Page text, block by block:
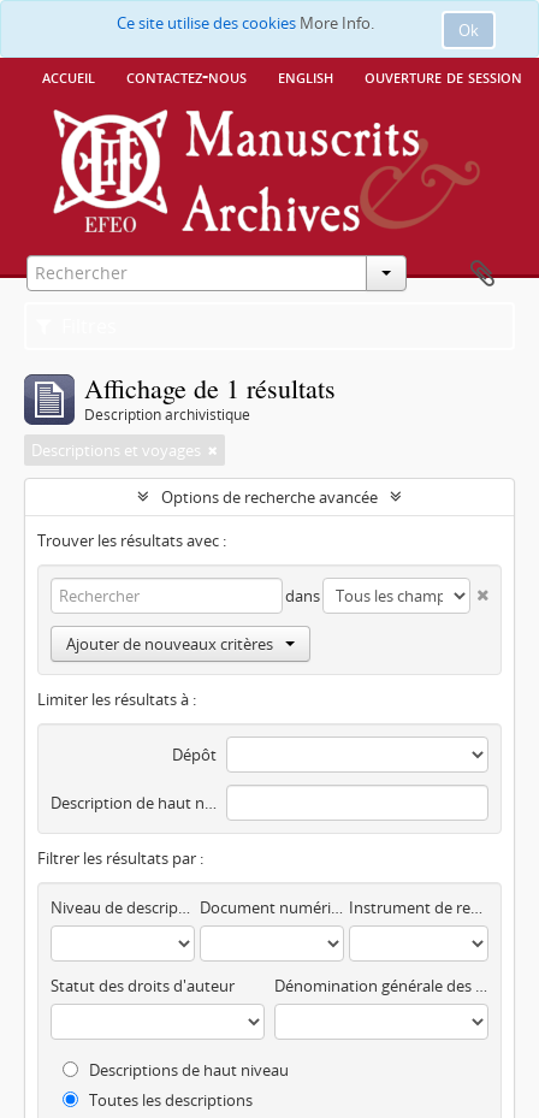
Ok
Ce site utilise des cookies More Info.
accueil contactez-nous english ouverture de session
Affichage de 1 résultats
Description archivistique
Descriptions et voyages
Options de recherche avancée
Trouver les résultats avec :
dans
Ajouter de nouveaux critères
Limiter les résultats à :
Dépôt
Description de haut niveau
Filtrer les résultats par :
Niveau de description Document numérisé disponible Instrument de recherche
Statut des droits d'auteur Dénomination générale des documents
Descriptions de haut niveau
Toutes les descriptions